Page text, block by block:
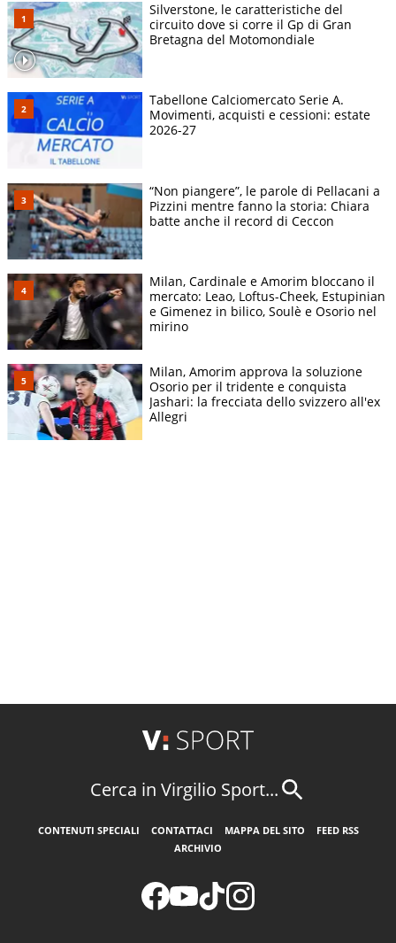
Silverstone, le caratteristiche del
circuito dove si corre il Gp di Gran
Bretagna del Motomondiale
Tabellone Calciomercato Serie A.
Movimenti, acquisti e cessioni: estate
2026-27
“Non piangere”, le parole di Pellacani a
Pizzini mentre fanno la storia: Chiara
batte anche il record di Ceccon
Milan, Cardinale e Amorim bloccano il
mercato: Leao, Loftus-Cheek, Estupinian
e Gimenez in bilico, Soulè e Osorio nel
mirino
Milan, Amorim approva la soluzione
Osorio per il tridente e conquista
Jashari: la frecciata dello svizzero all'ex
Allegri
Cerca in Virgilio Sport...
CONTENUTI SPECIALI CONTATTACI MAPPA DEL SITO
FEED RSS
ARCHIVIO